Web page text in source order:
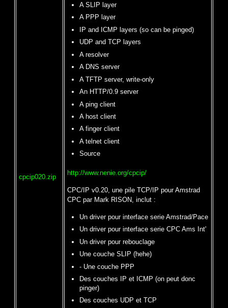
cpcip020.zip
A SLIP layer
A PPP layer
IP and ICMP layers (so can be pinged)
UDP and TCP layers
A resolver
A DNS server
A TFTP server, write-only
An HTTP/0.9 server
A ping client
A host client
A finger client
A telnet client
Source
http://www.nenie.org/cpcip/
CPC/IP v0.20, une pile TCP/IP pour Amstrad
CPC par Mark RISON, inclut :
Un driver pour interface serie Amstrad/Pace
Un driver pour interface serie CPC Ams Int'
Un driver pour rebouclage
Une couche SLIP (hehe)
- Une couche PPP
Des couches IP et ICMP (on peut donc
pinger)
Des couches UDP et TCP